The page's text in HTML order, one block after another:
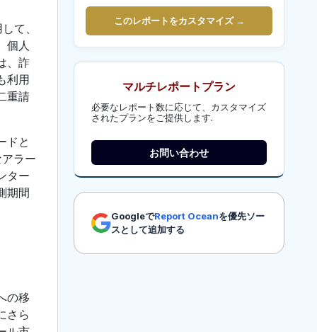
て、
個人
、詐
利用
重請
ドと
ラー
ター
期間
の移
さら
このレポートをカスタマイズ →
マルチレポートプラン
必要なレポート数に応じて、カスタマイズ
されたプランをご提供します.
お問い合わせ
GoogleでReport Oceanを優先ソー
スとして追加する